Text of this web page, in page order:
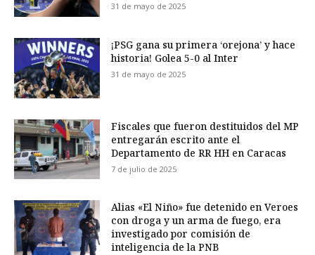
31 de mayo de 2025
¡PSG gana su primera ‘orejona’ y hace
historia! Golea 5-0 al Inter
31 de mayo de 2025
Fiscales que fueron destituidos del MP
entregarán escrito ante el
Departamento de RR HH en Caracas
7 de julio de 2025
Alias «El Niño» fue detenido en Veroes
con droga y un arma de fuego, era
investigado por comisión de
inteligencia de la PNB